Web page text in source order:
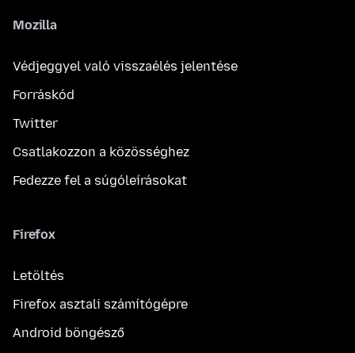
Mozilla
Védjeggyel való visszaélés jelentése
Forráskód
Twitter
Csatlakozzon a közösséghez
Fedezze fel a súgóleírásokat
Firefox
Letöltés
Firefox asztali számítógépre
Android böngésző